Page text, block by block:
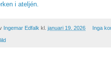
i ateljén.
Ingemar Edfalk kl. januari 19, 2026 Inga